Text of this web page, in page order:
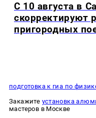
С 10 августа в
скорректируют
пригородных
подготовка к гиа по
Закажите установка
мастеров в Москве